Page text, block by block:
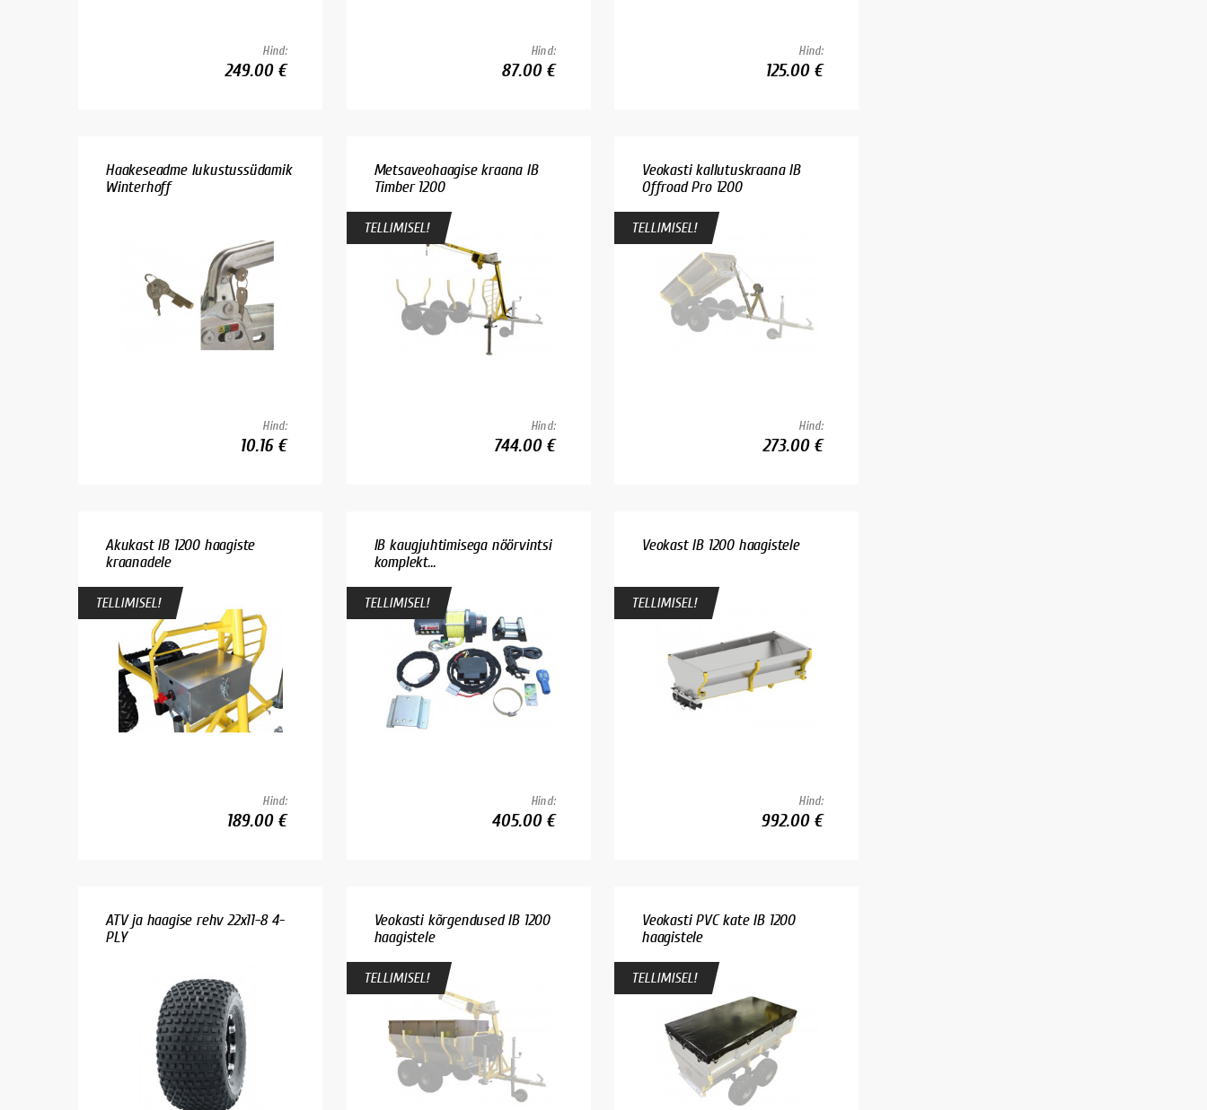
Hind:
249.00 €
Hind:
87.00 €
Hind:
125.00 €
Haakeseadme lukustussüdamik
Winterhoff
Hind:
10.16 €
Metsaveohaagise kraana IB
Timber 1200
TELLIMISEL!
Hind:
744.00 €
Veokasti kallutuskraana IB
Offroad Pro 1200
TELLIMISEL!
Hind:
273.00 €
Akukast IB 1200 haagiste
kraanadele
TELLIMISEL!
Hind:
189.00 €
IB kaugjuhtimisega nöörvintsi
komplekt...
TELLIMISEL!
Hind:
405.00 €
Veokast IB 1200 haagistele
TELLIMISEL!
Hind:
992.00 €
ATV ja haagise rehv 22x11-8 4-
PLY
Veokasti kõrgendused IB 1200
haagistele
TELLIMISEL!
Veokasti PVC kate IB 1200
haagistele
TELLIMISEL!